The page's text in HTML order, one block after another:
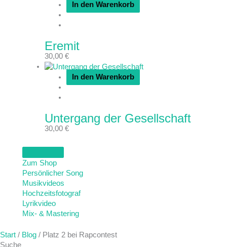
In den Warenkorb
Eremit
30,00 €
In den Warenkorb
Untergang der Gesellschaft
30,00 €
Zum Shop
Persönlicher Song
Musikvideos
Hochzeitsfotograf
Lyrikvideo
Mix- & Mastering
Start / Blog / Platz 2 bei Rapcontest
Suche